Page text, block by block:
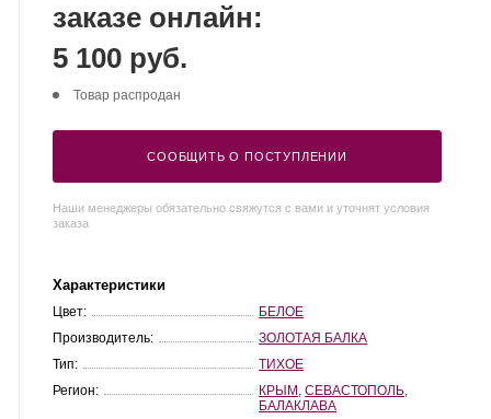
заказе онлайн:
5 100 руб.
Товар распродан
СООБЩИТЬ О ПОСТУПЛЕНИИ
Наши менеджеры обязательно свяжутся с вами и уточнят условия
заказа
Характеристики
Цвет:
БЕЛОЕ
Производитель:
ЗОЛОТАЯ БАЛКА
Тип:
ТИХОЕ
Регион:
КРЫМ ,СЕВАСТОПОЛЬ
БАЛАКЛАВА